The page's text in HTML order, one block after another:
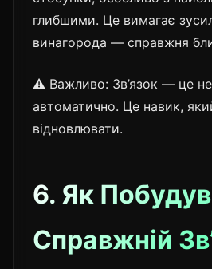
глибшими. Це вимагає
винагорода — справжня
⚠️ Важливо: Зв’язок — це
автоматично. Це навик,
відновлювати.
6. Як
Справжній